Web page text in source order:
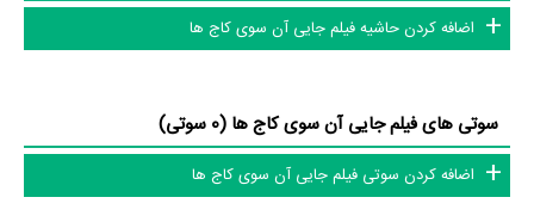
اضافه کردن حاشیه فیلم جایی آن سوی کاج ها
سوتی های فیلم جایی آن سوی کاج ها (0 سوتی)
اضافه کردن سوتی فیلم جایی آن سوی کاج ها